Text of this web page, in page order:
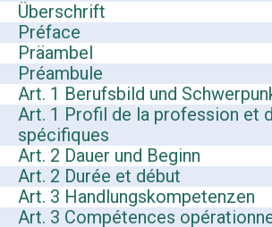
Überschrift
Préface
Präambel
Préambule
Art. 1 Berufsbild und
Art. 1 Profil de la profession et
spécifiques
Art. 2 Dauer und Beginn
Art. 2 Durée et début
Art. 3 Handlungskompetenzen
Art. 3 Compétences